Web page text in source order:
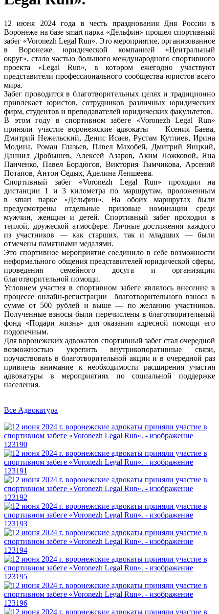
12 июня 2024 года в честь празднования Дня России в
Воронеже на базе smart парка «Дельфин» прошел спортивный
забег «Voronezh Legal Run». Это мероприятие, организованное
в Воронеже юридической компанией «Центральный
округ», стало частью большого международного спортивного
проекта «Legal Run», в котором ежегодно участвуют
представители профессионального сообщества юристов всего
мира.
Забег проводится в благотворительных целях и традиционно
привлекает юристов, сотрудников различных юридических
фирм, студентов и преподавателей юридических факультетов.
В этом году в спортивном забеге «Voronezh Legal Run»
приняли участие воронежские адвокаты — Ксения Баева,
Дмитрий Нежельский, Денис Исаев, Рустам Кутлиев, Ирина
Модина, Роман Глазьев, Павел Махобей, Дмитрий Яицкий,
Даниил Дробышев, Алексей Азаров, Аким Ложковой, Яна
Панченко, Павел Бордюгов, Виктория Тымчикова, Арсений
Потапов, Антон Седых, Аделина Лепшеева.
Спортивный забег «Voronezh Legal Run» проходил на
дистанции 1 и 3 километра по маршрутам, проложенным
в smart парке «Дельфин». На обоих маршрутах были
предусмотрены отдельные призовые номинации среди
мужчин, женщин и детей. Спортивный забег проходил в
теплой, дружеской атмосфере. Личные достижения каждого
из участников — как старших, так и младших — были
отмечены памятными медалями.
Это спортивное мероприятие соединило в себе возможности
неформального общения представителей юридической сферы,
проведения семейного досуга и организации
благотворительной помощи.
Условием участия в спортивном забеге являлось внесение в
процессе онлайн-регистрации благотворительного взноса в
сумме от 500 рублей и выше — по желанию участников.
Полученные взносы были перечислены в благотворительный
фонд «Подари жизнь» для оказания адресной помощи его
подопечным.
Для воронежских адвокатов спортивный забег стал очередной
возможностью укрепить внутрикопоративные связи,
поучаствовать в благотворительной акции и в очередной раз
привлечь внимание к необходимости расширения участия
адвокатуры в мероприятиях по социальной поддержке
населения.
Все Адвокатура